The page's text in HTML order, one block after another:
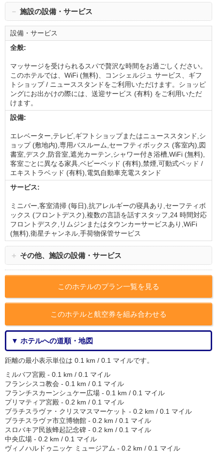
－ 施設の設備・サービス
設備・サービス
全般:
マッサージを受けられるスパで贅沢な時間をお過ごしください。
このホテルでは、WiFi (無料)、コンシェルジュ サービス、ギフ
トショップ / ニューススタンドをご利用いただけます。ショッピ
ングにお出かけの際には、送迎サービス (有料) をご利用いただ
けます。
設備:
エレベーター,テレビ,ギフトショップまたはニューススタンド,シ
ョップ (敷地内),専用バスルーム,セーフティボックス (客室内),図
書室,デスク,防音室,遮光カーテン,シャワー付き浴槽,WiFi (無料),
客室ごとに異なる家具,ベビーベッド (有料),禁煙,可動式ベッド /
エキストラベッド (有料),電気自動車充電スタンド
サービス:
ミニバー,客室清掃 (毎日),抗アレルギーの寝具あり,セーフティボ
ックス (フロントデスク),複数の言語を話すスタッフ,24 時間対応
フロントデスク,リムジンまたはタウンカーサービスあり,WiFi
(無料),衛星チャンネル,手荷物保管サービス
＋ その他、施設の設備・サービス
このホテルのプラン一覧を見る
このホテルと航空券を組み合わせる
▼ ホテルへの道順・地図
距離の最小表示単位は 0.1 km / 0.1 マイルです。
ミルバフ宮殿 - 0.1 km / 0.1 マイル
フランシスコ教会 - 0.1 km / 0.1 マイル
フランチスカーンシュケー広場 - 0.1 km / 0.1 マイル
プリマティア宮殿 - 0.2 km / 0.1 マイル
ブラチスラヴァ・クリスマスマーケット - 0.2 km / 0.1 マイル
ブラチスラヴァ市立博物館 - 0.2 km / 0.1 マイル
スロバキア民族蜂起記念碑 - 0.2 km / 0.1 マイル
中央広場 - 0.2 km / 0.1 マイル
ヴィノハルドゥニッケ ミュージアム - 0.2 km / 0.1 マイル